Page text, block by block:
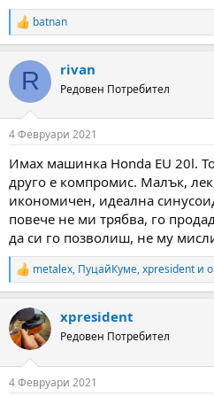
R
e
c
i
s
batnan
R rivan
Редовен Потребител
4 Февруари 2021
Имах машинка Honda EU 20l.
друго е компромис. Малък,
икономичен, идеална
повече не ми трябва, го
да си го позволиш, не му
R
e
c
t
i
s
metalex, ПуцайКуме,xpresident и
xpresident
Редовен Потребител
4 Февруари 2021